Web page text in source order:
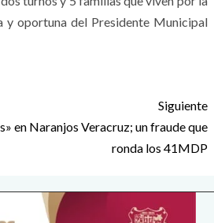
y oportuna del Presidente Municipal
Siguiente
en Naranjos Veracruz; un fraude que
ronda los 41MDP